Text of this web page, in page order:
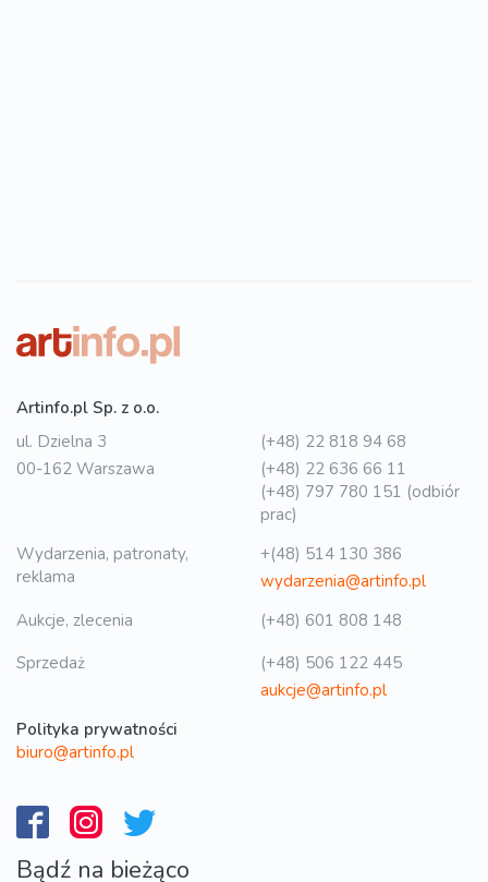
Artinfo.pl Sp. z o.o.
ul. Dzielna 3
00-162 Warszawa
(+48) 22 818 94 68
(+48) 22 636 66 11
(+48) 797 780 151 (odbiór
prac)
Wydarzenia, patronaty,
reklama
+(48) 514 130 386
wydarzenia@artinfo.pl
Aukcje, zlecenia
(+48) 601 808 148
Sprzedaż
(+48) 506 122 445
aukcje@artinfo.pl
Polityka prywatności
biuro@artinfo.pl
Bądź na bieżąco